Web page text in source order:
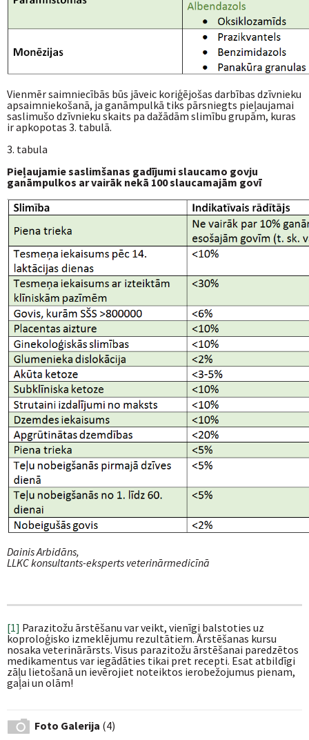
Vienmēr saimniecībās būs jāveic koriģējošas darbības dzīvnieku
apsaimniekošanā, ja ganāmpulkā tiks pārsniegts pieļaujamai
saslimušo dzīvnieku skaits pa dažādām slimību grupām, kuras
ir apkopotas 3. tabulā.
3. tabula
Pieļaujamie saslimšanas gadījumi slaucamo govju
ganāmpulkos ar vairāk nekā 100 slaucamajām govī
Dainis Arbidāns,
LLKC konsultants-eksperts veterinārmedicīnā
[1] Parazitožu ārstēšanu var veikt, vienīgi balstoties uz
koproloģisko izmeklējumu rezultātiem. Ārstēšanas kursu
nosaka veterinārārsts. Visus parazitožu ārstēšanai paredzētos
medikamentus var iegādāties tikai pret recepti. Esat atbildīgi
zāļu lietošanā un ievērojiet noteiktos ierobežojumus pienam,
gaļai un olām!
Foto Galerija (4)